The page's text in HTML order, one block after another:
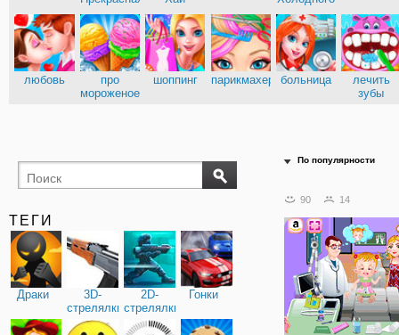
Эльза из
Холодного
сердца
Кухня
Сары
сердца
любовь
про
мороженое
шоппинг парикмахерскиебольница
лечить
зубы
ТЕГИ
Драки
3D-
стрелялки
2D-
стрелялки
Гонки
По популярности
90 14